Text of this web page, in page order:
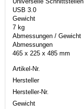
USB 3.0
Gewicht
7 kg
Abmessungen / Gewicht
Abmessungen
465 x 225 x 485 mm
Artikel-Nr.
Hersteller
Hersteller-Nr.
Gewicht